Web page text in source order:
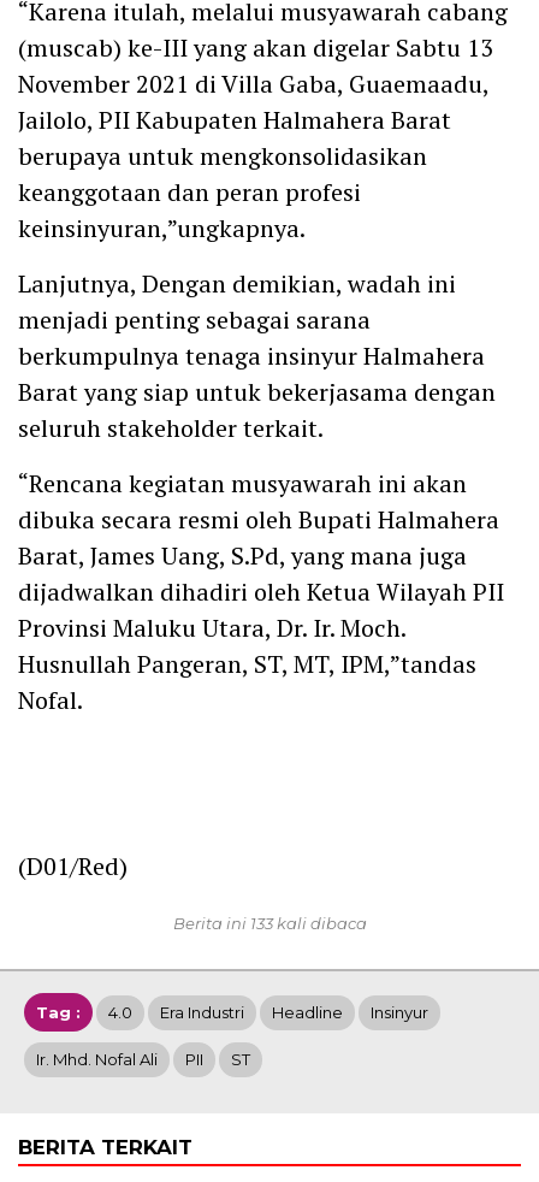
“Karena itulah, melalui musyawarah cabang
(muscab) ke-III yang akan digelar Sabtu 13
November 2021 di Villa Gaba, Guaemaadu,
Jailolo, PII Kabupaten Halmahera Barat
berupaya untuk mengkonsolidasikan
keanggotaan dan peran profesi
keinsinyuran,”ungkapnya.
Lanjutnya, Dengan demikian, wadah ini
menjadi penting sebagai sarana
berkumpulnya tenaga insinyur Halmahera
Barat yang siap untuk bekerjasama dengan
seluruh stakeholder terkait.
“Rencana kegiatan musyawarah ini akan
dibuka secara resmi oleh Bupati Halmahera
Barat, James Uang, S.Pd, yang mana juga
dijadwalkan dihadiri oleh Ketua Wilayah PII
Provinsi Maluku Utara, Dr. Ir. Moch.
Husnullah Pangeran, ST, MT, IPM,”tandas
Nofal.
(D01/Red)
Berita ini 133 kali dibaca
Tag : 4.0 Era Industri Headline Insinyur
Ir. Mhd. Nofal Ali PII ST
BERITA TERKAIT